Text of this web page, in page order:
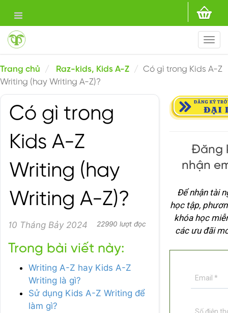
Trang chủ Raz-kids, Kids A-Z
Có gì trong Kids A-Z
Writing (hay Writing A-Z)?
Có gì trong
Kids A-Z
Writing (hay
Writing A-Z)?
10 Tháng Bảy 2024 22990 lượt đọc
Trong bài viết này:
Writing A-Z hay Kids A-Z
Writing là gì?
Sử dụng Kids A-Z Writing để
làm gì?
Đăng
nhận
Để nhận tài
học tập,
khóa học
các ưu đãi